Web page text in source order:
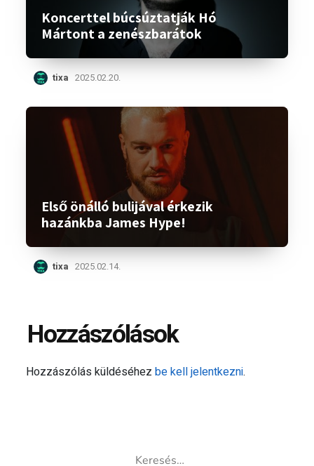
Koncerttel búcsúztatják Hó
Mártont a zenészbarátok
tixa 2025.02.20.
Első önálló bulijával érkezik
hazánkba James Hype!
tixa 2025.02.14.
Hozzászólások
Hozzászólás küldéséhezbe kell jelentkezni.